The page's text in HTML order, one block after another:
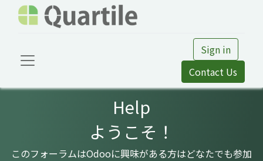
Sign in
Contact Us
Help
ようこそ！
このフォーラムはOdooに興味がある方はどなたでも参加